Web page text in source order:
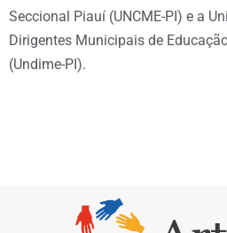
Seccional Piauí (UNCME-PI) e a
Dirigentes Municipais de
(Undime-PI).